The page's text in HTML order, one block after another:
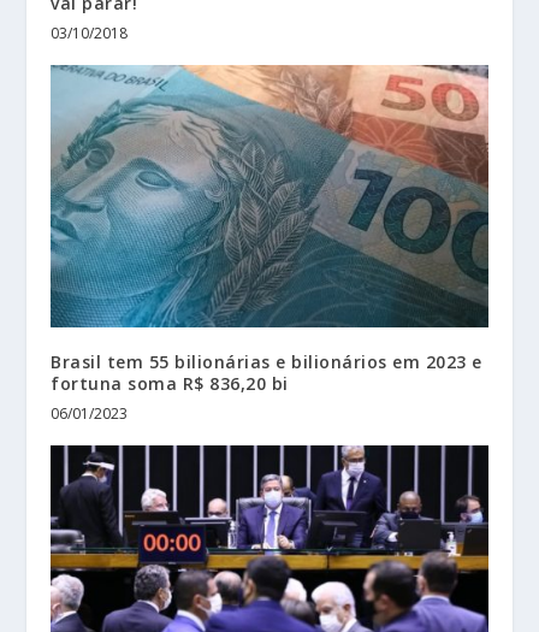
03/10/2018
Brasil tem 55 bilionárias e bilionários em 2023 e
fortuna soma R$ 836,20 bi
06/01/2023